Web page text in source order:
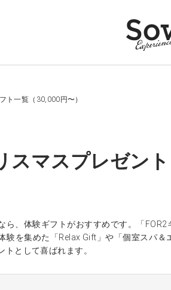
ト一覧（30,000円〜）
スマスプレゼン
ら、体験ギフトがおすすめです。「
験を集めた「Relax Gift」や「個室スパ
トとして喜ばれます。